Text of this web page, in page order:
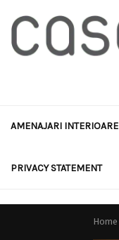
AMENAJARI INTERIOARE
PRIVACY STATEMENT
Home